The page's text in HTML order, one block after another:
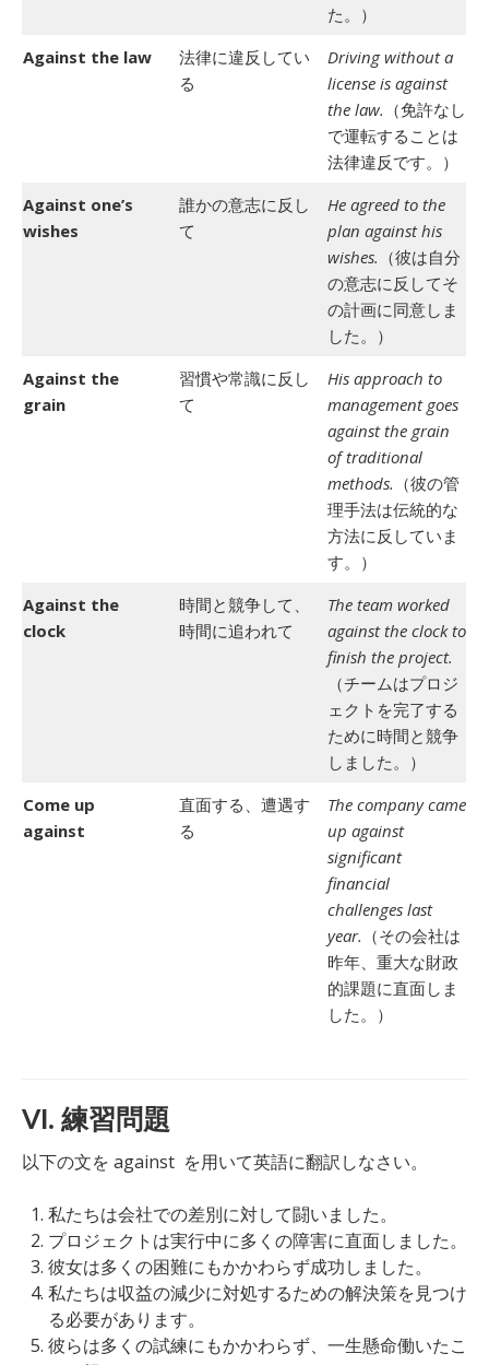
た。）
Against the law
法律に違反してい
る
Driving without a
license is against
the law. （免許なし
で運転することは
法律違反です。）
Against one’s
wishes
誰かの意志に反し
て
He agreed to the
plan against his
wishes. （彼は自分
の意志に反してそ
の計画に同意しま
した。）
Against the
grain
習慣や常識に反し
て
His approach to
management goes
against the grain
of traditional
methods. （彼の管
理手法は伝統的な
方法に反していま
す。）
Against the
clock
時間と競争して、
時間に追われて
The team worked
against the clock to
finish the project.
（チームはプロジ
ェクトを完了する
ために時間と競争
しました。）
Come up
against
直面する、遭遇す
る
The company came
up against
significant
financial
challenges last
year. （その会社は
昨年、重大な財政
的課題に直面しま
した。）
VI. 練習問題
以下の文を against を用いて英語に翻訳しなさい。
私たちは会社での差別に対して闘いました。
プロジェクトは実行中に多くの障害に直面しました。
彼女は多くの困難にもかかわらず成功しました。
私たちは収益の減少に対処するための解決策を見つけ
る必要があります。
彼らは多くの試練にもかかわらず、一生懸命働いたこ